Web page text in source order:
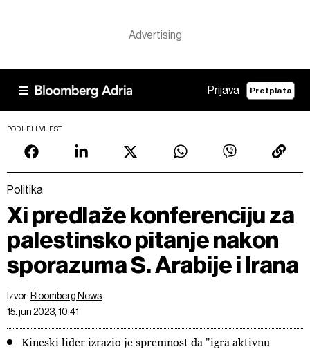
Prijava Pretplata
PODIJELI VIJEST
Politika
Xi predlaže konferenciju za
palestinsko pitanje nakon
sporazuma S. Arabije i Irana
Izvor: Bloomberg News
15. jun 2023, 10:41
Kineski lider izrazio je spremnost da "igra aktivnu